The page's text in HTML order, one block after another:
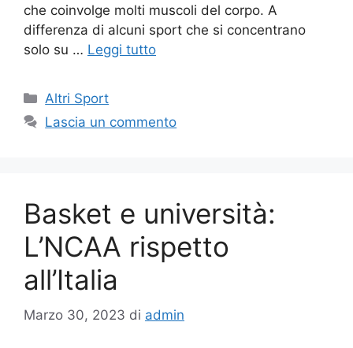
che coinvolge molti muscoli del corpo. A
differenza di alcuni sport che si concentrano
solo su … Leggi tutto
Altri Sport
Lascia un commento
Basket e università:
L’NCAA rispetto
all’Italia
Marzo 30, 2023 di admin